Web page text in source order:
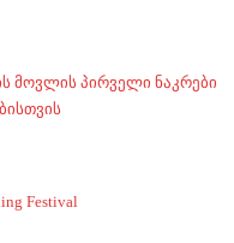
მოვლის პირველი ნაკრები
Festival